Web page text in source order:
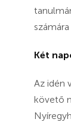
Két
Az idén
követő